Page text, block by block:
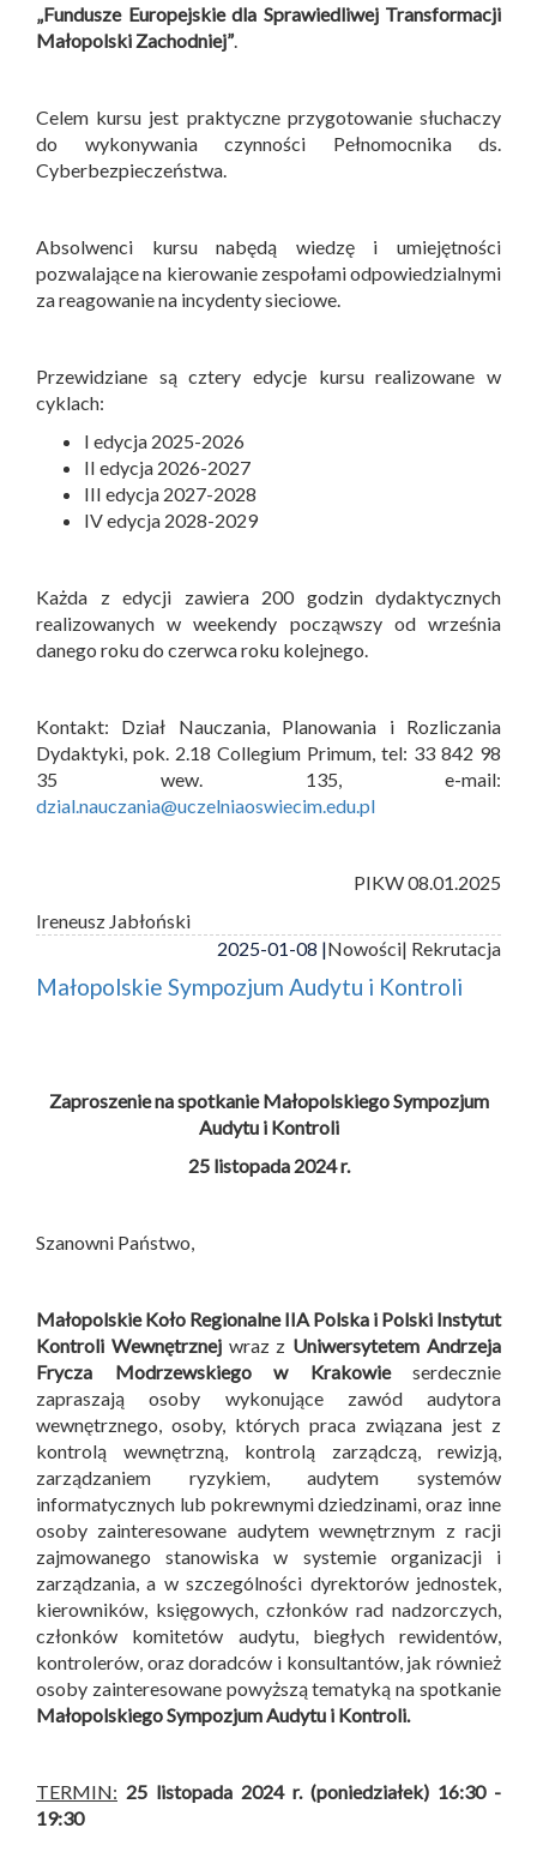
„Fundusze Europejskie dla Sprawiedliwej Transformacji
Małopolski Zachodniej”.
Celem kursu jest praktyczne przygotowanie słuchaczy
do wykonywania czynności Pełnomocnika ds.
Cyberbezpieczeństwa.
Absolwenci kursu nabędą wiedzę i umiejętności
pozwalające na kierowanie zespołami odpowiedzialnymi
za reagowanie na incydenty sieciowe.
Przewidziane są cztery edycje kursu realizowane w
cyklach:
I edycja 2025-2026
II edycja 2026-2027
III edycja 2027-2028
IV edycja 2028-2029
Każda z edycji zawiera 200 godzin dydaktycznych
realizowanych w weekendy począwszy od września
danego roku do czerwca roku kolejnego.
Kontakt: Dział Nauczania, Planowania i Rozliczania
Dydaktyki, pok. 2.18 Collegium Primum, tel: 33 842 98
35 wew. 135, e-mail:
dzial.nauczania@uczelniaoswiecim.edu.pl
PIKW 08.01.2025
Ireneusz Jabłoński
2025-01-08 |Nowości| Rekrutacja
Małopolskie Sympozjum Audytu i Kontroli
Zaproszenie na spotkanie Małopolskiego Sympozjum
Audytu i Kontroli
25 listopada 2024 r.
Szanowni Państwo,
Małopolskie Koło Regionalne IIA Polska i Polski Instytut
Kontroli Wewnętrznejwraz z Uniwersytetem Andrzeja
Frycza Modrzewskiego w Krakowieserdecznie
zapraszają osoby wykonujące zawód audytora
wewnętrznego, osoby, których praca związana jest z
kontrolą wewnętrzną, kontrolą zarządczą, rewizją,
zarządzaniem ryzykiem, audytem systemów
informatycznych lub pokrewnymi dziedzinami, oraz inne
osoby zainteresowane audytem wewnętrznym z racji
zajmowanego stanowiska w systemie organizacji i
zarządzania, a w szczególności dyrektorów jednostek,
kierowników, księgowych, członków rad nadzorczych,
członków komitetów audytu, biegłych rewidentów,
kontrolerów, oraz doradców i konsultantów, jak również
osoby zainteresowane powyższą tematyką na spotkanie
Małopolskiego Sympozjum Audytu i Kontroli.
TERMIN: 25 listopada 2024 r. (poniedziałek) 16:30 -
19:30